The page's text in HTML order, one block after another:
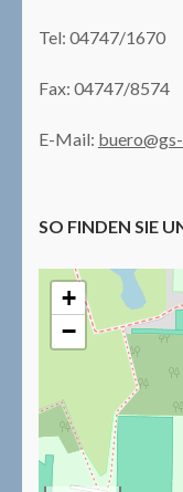
Tel: 04747/1670
Fax: 04747/8574
E-Mail:
SO FINDEN SIE
+
−